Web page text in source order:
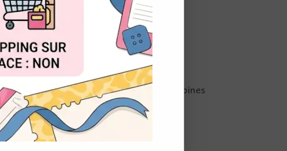
amies, je peux pas j'ai scrap avec mes copines
TOUT